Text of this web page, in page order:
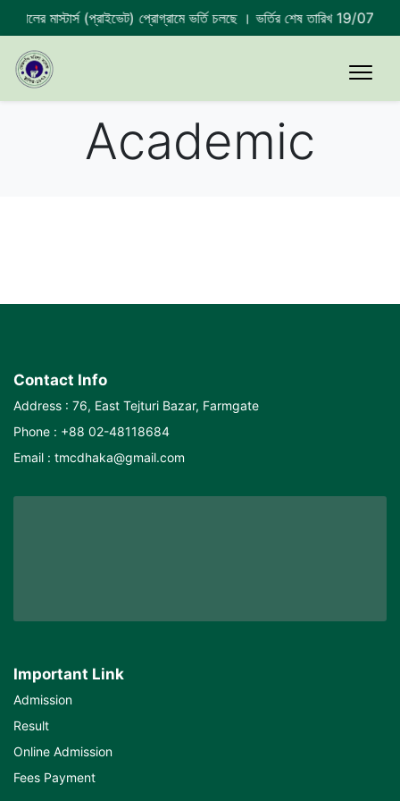
মাস্টার্স (প্রাইভেট) প্রোগ্রামে ভর্তি চলছে । ভর্তির শেষ তারিখ 19/07/
Academic
Contact Info
Address : 76, East Tejturi Bazar, Farmgate
Phone : +88 02-48118684
Email : tmcdhaka@gmail.com
Important Link
Admission
Result
Online Admission
Fees Payment